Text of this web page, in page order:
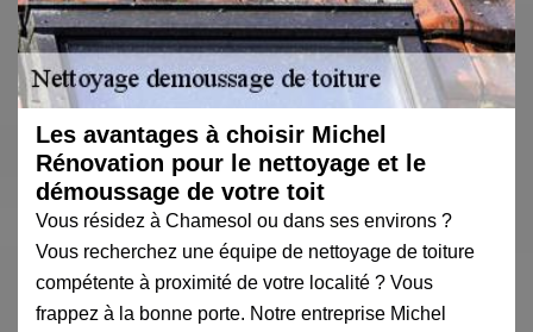
Les avantages à choisir Michel
Rénovation pour le nettoyage et le
démoussage de votre toit
Vous résidez à Chamesol ou dans ses environs ?
Vous recherchez une équipe de nettoyage de toiture
compétente à proximité de votre localité ? Vous
frappez à la bonne porte. Notre entreprise Michel